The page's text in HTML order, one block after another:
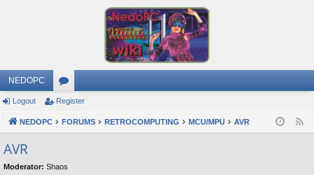
NEDOPC
or
u
s
Logout Register
NEDOPC FORUMS RETROCOMPUTING MCU/MPU AVR
AVR
Moderator: Shaos